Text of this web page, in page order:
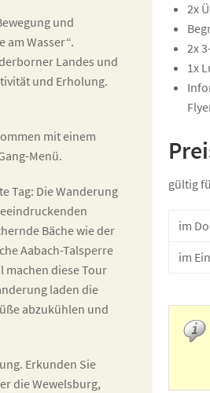
und
am Wasser“.
Landes und
und Erholung.
mit einem
Menü.
Tag: Die Wanderung
Bäche wie der
Aabach-Talsperre
machen diese Tour
laden die
abzukühlen und
Erkunden Sie
die Wewelsburg,
2x
2x
1x
gültig
im
im